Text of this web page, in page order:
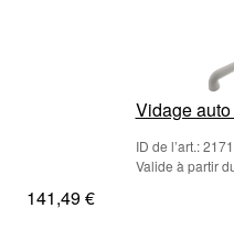
Vidage
ID de l’art.:
Valide à partir
141,49 €